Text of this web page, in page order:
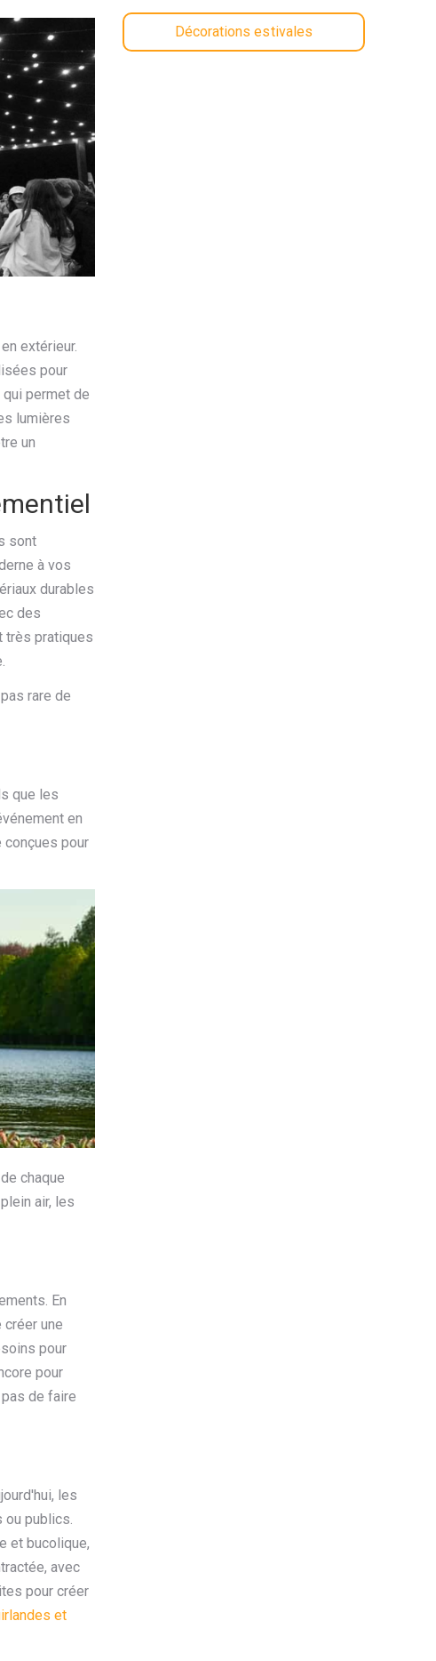
extérieur.
pour
permet de
lumières
un
sont
à vos
durables
des
très pratiques
rare de
que les
en
conçues pour
chaque
air, les
En
une
pour
pour
de faire
les
ou publics.
et bucolique,
avec
pour créer
et
Décorations estivales